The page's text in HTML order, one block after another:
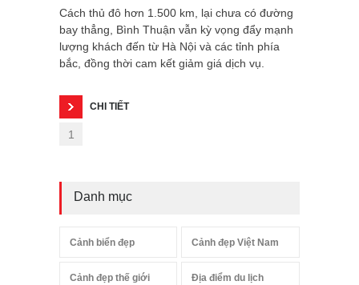
Cách thủ đô hơn 1.500 km, lại chưa có đường
bay thẳng, Bình Thuận vẫn kỳ vọng đẩy mạnh
lượng khách đến từ Hà Nội và các tỉnh phía
bắc, đồng thời cam kết giảm giá dịch vụ.
CHI TIẾT
1
Danh mục
Cảnh biển đẹp Cảnh đẹp Việt Nam
Cảnh đẹp thế giới Địa điểm du lịch